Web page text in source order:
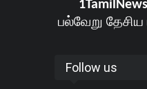
1TamilNews
பல்வேறு தேசிய
Follow us